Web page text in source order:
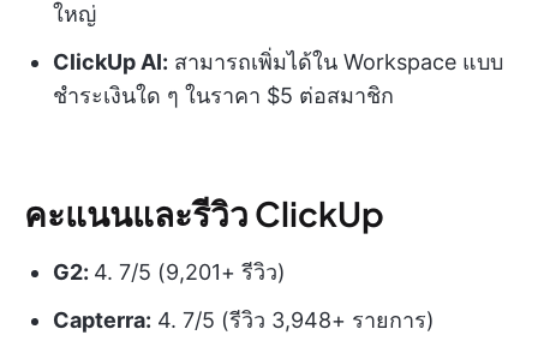
ใหญ่
ClickUp AI: สามารถเพิ่มได้ใน Workspace แบบ
ชำระเงินใด ๆ ในราคา $5 ต่อสมาชิก
คะแนนและรีวิว ClickUp
G2: 4. 7/5 (9,201+ รีวิว)
Capterra: 4. 7/5 (รีวิว 3,948+ รายการ)